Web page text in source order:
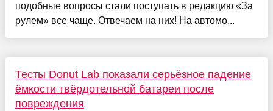
подобные вопросы стали поступать в редакцию «За
рулем» все чаще. Отвечаем на них! На автомо...
Тесты Donut Lab показали серьёзное падение
ёмкости твёрдотельной батареи после
повреждения